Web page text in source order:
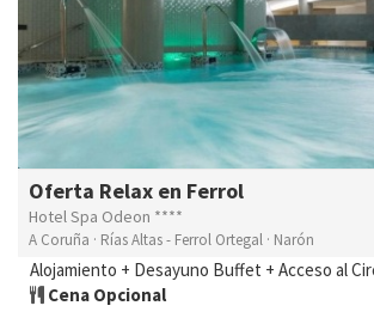
Oferta Relax en Ferrol
Hotel Spa Odeon ****
A Coruña · Rías Altas - Ferrol Ortegal · Narón
Alojamiento + Desayuno Buffet + Acceso al
Cena Opcional